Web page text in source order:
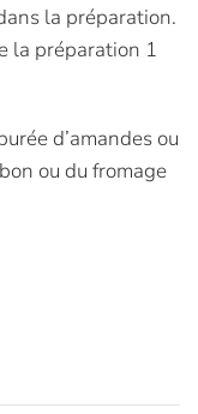
la préparation.
la préparation 1
d’amandes ou
ou du fromage